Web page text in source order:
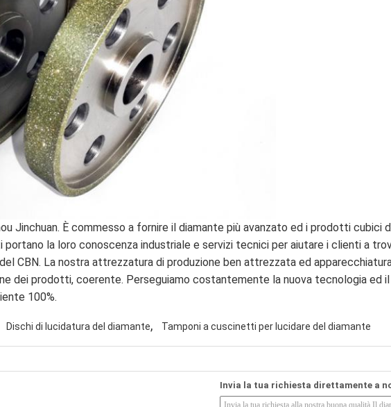
Jinchuan. È commesso a fornire il diamante più avanzato ed i prodotti cubici
la loro conoscenza industriale e servizi tecnici per aiutare i clienti a
CBN. La nostra attrezzatura di produzione ben attrezzata ed
dei prodotti, coerente. Perseguiamo costantemente la nuova tecnologia ed
100%.
Dischi di lucidatura del diamante, Tamponi a cuscinetti per lucidare del diamante
Invia la tua richiesta direttamente a